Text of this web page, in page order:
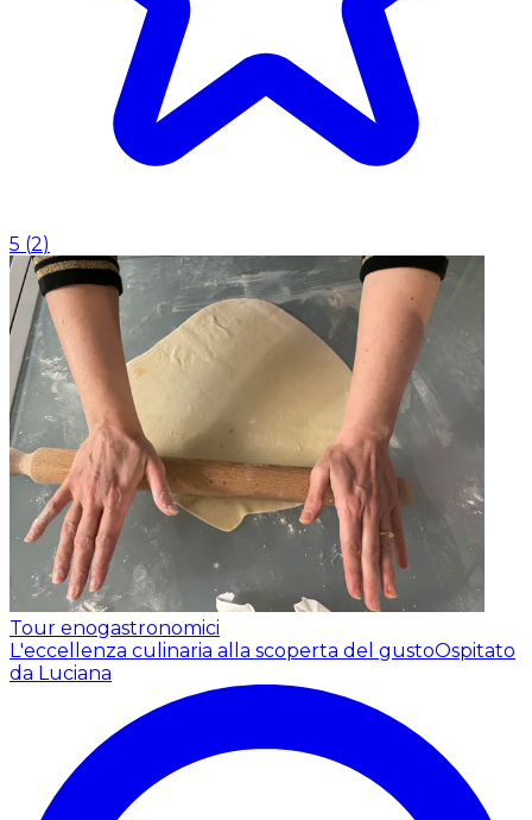
5 (2)
Tour enogastronomici
L'eccellenza culinaria alla scoperta del gustoOspitato
da Luciana